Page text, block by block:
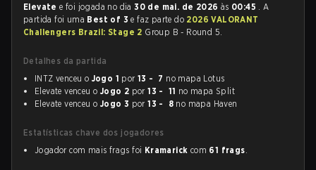
Elevatee foi jogada no dia30 de mai. de 2026 às 00:45 . A
partida foi uma Best of 3e faz parte do 2026 VALORANT
Challengers Brazil: Stage 2 Group B - Round 5.
Detalhes da partida
INTZ venceu o Jogo 1 por13 - 7 no mapa Lotus
Elevate venceu o Jogo 2 por13 - 11 no mapa Split
Elevate venceu o Jogo 3 por13 - 8 no mapa Haven
Estatísticas chave dos jogadores
Jogador com mais frags foi Kramarick com 61 frags.